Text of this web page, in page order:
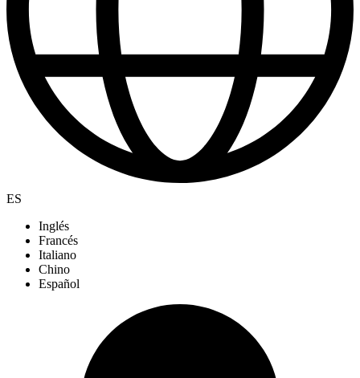
ES
Inglés
Francés
Italiano
Chino
Español